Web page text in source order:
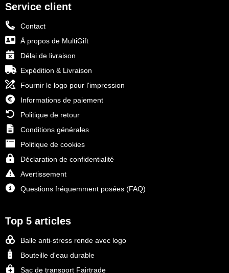
Service client
Contact
À propos de MultiGift
Délai de livraison
Expédition & Livraison
Fournir le logo pour l'impression
Informations de paiement
Politique de retour
Conditions générales
Politique de cookies
Déclaration de confidentialité
Avertissement
Questions fréquemment posées (FAQ)
Top 5 articles
Balle anti-stress ronde avec logo
Bouteille d'eau durable
Sac de transport Fairtrade